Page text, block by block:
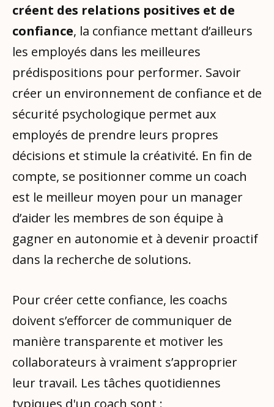
créent des relations positives et de
confiance, la confiance mettant d’ailleurs
les employés dans les meilleures
prédispositions pour performer. Savoir
créer un environnement de confiance et de
sécurité psychologique permet aux
employés de prendre leurs propres
décisions et stimule la créativité. En fin de
compte, se positionner comme un coach
est le meilleur moyen pour un manager
d’aider les membres de son équipe à
gagner en autonomie et à devenir proactif
dans la recherche de solutions.
Pour créer cette confiance, les coachs
doivent s’efforcer de communiquer de
manière transparente et motiver les
collaborateurs à vraiment s’approprier
leur travail. Les tâches quotidiennes
typiques d'un coach sont :